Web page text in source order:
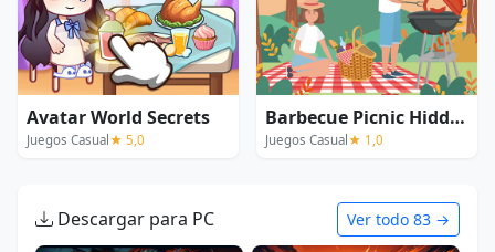
Avatar World Secrets
Juegos Casual ★ 5,0
Barbecue Picnic Hidden Objects
Juegos Casual ★ 1,0
Descargar para PC Ver todo 83 →